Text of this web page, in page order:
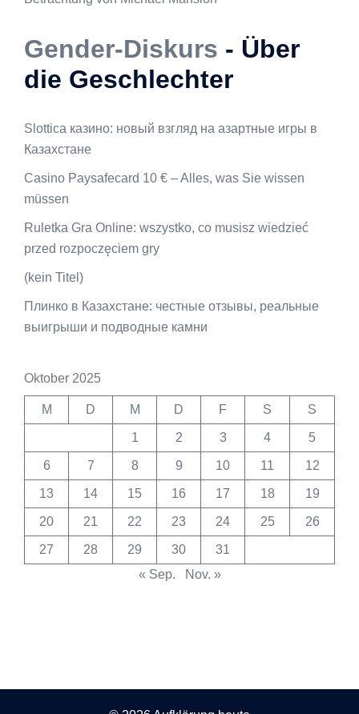
Gender-Diskurs - Über
die Geschlechter
Slottica казино: новый взгляд на азартные игры в
Казахстане
Casino Paysafecard 10 € – Alles, was Sie wissen
müssen
Ruletka Gra Online: wszystko, co musisz wiedzieć
przed rozpoczęciem gry
(kein Titel)
Плинко в Казахстане: честные отзывы, реальные
выигрыши и подводные камни
Oktober 2025
M D M D F S S
1 2 3 4 5
6 7 8 9 10 11 12
13 14 15 16 17 18 19
20 21 22 23 24 25 26
27 28 29 30
31
« Sep.
Nov. »